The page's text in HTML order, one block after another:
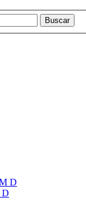
Buscar